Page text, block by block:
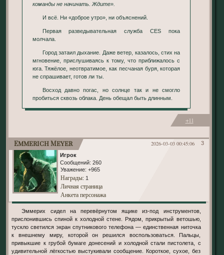
команды не начинать. Ждите».
И всё. Ни «доброе утро», ни объяснений.
Первая разведывательная служба CES пока
молчала.
Город затаил дыхание. Даже ветер, казалось, стих на
мгновение, прислушиваясь к тому, что приближалось с
юга. Тяжёлое, неотвратимое, как песчаная буря, которая
не спрашивает, готов ли ты.
Восход давно погас, но солнце так и не смогло
пробиться сквозь облака. День обещал быть длинным.
+11
3
2026-03-03 00:45:06
Emmerich Meyer
Игрок
Сообщений: 260
Уважение: +965
Награды: 1
Личная страница
Анкета персонажа
Эммерих сидел на перевёрнутом ящике из-под инструментов,
прислонившись спиной к холодной стене. Рядом, прикрытый ветошью,
тускло светился экран спутникового телефона — единственная ниточка
к внешнему миру, которой он решился воспользоваться. Пальцы,
привыкшие к грубой бумаге донесений и холодной стали пистолета, с
удивительной лёгкостью выстукивали сообщение. Короткое, сухое, без